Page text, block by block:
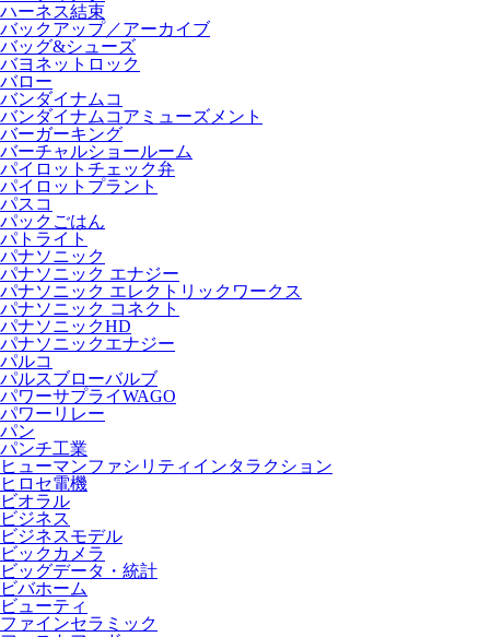
ハーネス結束
バックアップ／アーカイブ
バッグ&シューズ
バヨネットロック
バロー
バンダイナムコ
バンダイナムコアミューズメント
バーガーキング
バーチャルショールーム
パイロットチェック弁
パイロットプラント
パスコ
パックごはん
パトライト
パナソニック
パナソニック エナジー
パナソニック エレクトリックワークス
パナソニック コネクト
パナソニックHD
パナソニックエナジー
パルコ
パルスブローバルブ
パワーサプライWAGO
パワーリレー
パン
パンチ工業
ヒューマンファシリティインタラクション
ヒロセ電機
ビオラル
ビジネス
ビジネスモデル
ビックカメラ
ビッグデータ・統計
ビバホーム
ビューティ
ファインセラミック